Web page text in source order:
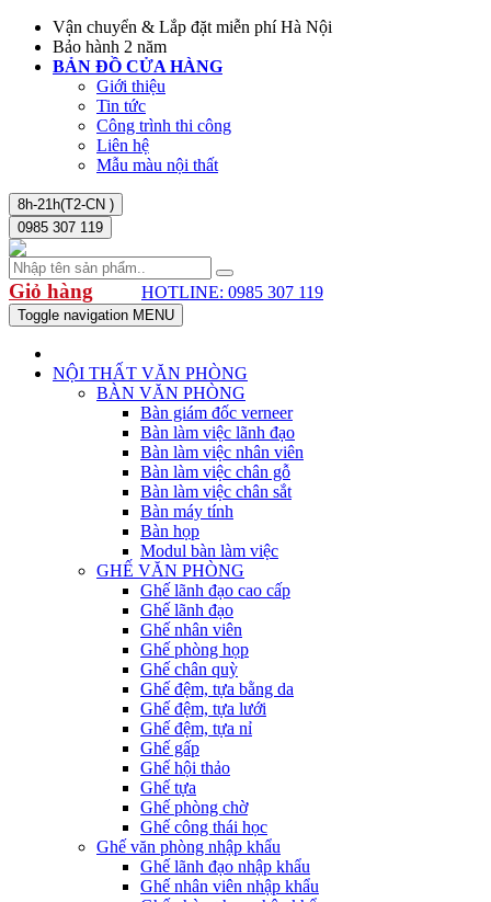
Vận chuyển & Lắp đặt miễn phí Hà Nội
Bảo hành 2 năm
BẢN ĐỒ CỬA HÀNG
Giới thiệu
Tin tức
Công trình thi công
Liên hệ
Mẫu màu nội thất
8h-21h(T2-CN )
0985 307 119
Giỏ hàng HOTLINE: 0985 307 119
Toggle navigation MENU
NỘI THẤT VĂN PHÒNG
BÀN VĂN PHÒNG
Bàn giám đốc verneer
Bàn làm việc lãnh đạo
Bàn làm việc nhân viên
Bàn làm việc chân gỗ
Bàn làm việc chân sắt
Bàn máy tính
Bàn họp
Modul bàn làm việc
GHẾ VĂN PHÒNG
Ghế lãnh đạo cao cấp
Ghế lãnh đạo
Ghế nhân viên
Ghế phòng họp
Ghế chân quỳ
Ghế đệm, tựa bằng da
Ghế đệm, tựa lưới
Ghế đệm, tựa nỉ
Ghế gấp
Ghế hội thảo
Ghế tựa
Ghế phòng chờ
Ghế công thái học
Ghế văn phòng nhập khẩu
Ghế lãnh đạo nhập khẩu
Ghế nhân viên nhập khẩu